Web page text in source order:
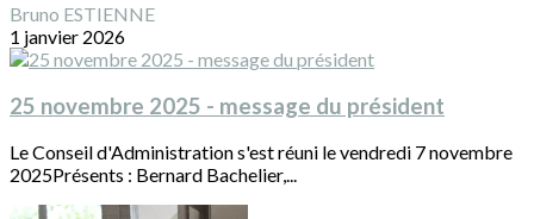
Bruno ESTIENNE
1 janvier 2026
25 novembre 2025 - message du président
Le Conseil d'Administration s'est réuni le vendredi 7 novembre
2025Présents : Bernard Bachelier,...